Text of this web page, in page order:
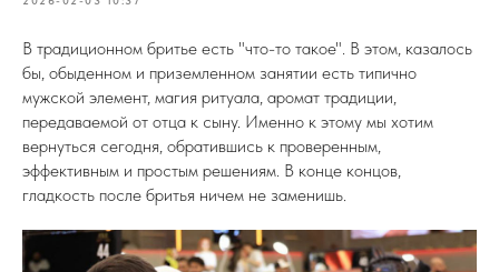
В традиционном бритье есть "что-то такое". В этом, казалось
бы, обыденном и приземленном занятии есть типично
мужской элемент, магия ритуала, аромат традиции,
передаваемой от отца к сыну. Именно к этому мы хотим
вернуться сегодня, обратившись к проверенным,
эффективным и простым решениям. В конце концов,
гладкость после бритья ничем не заменишь.